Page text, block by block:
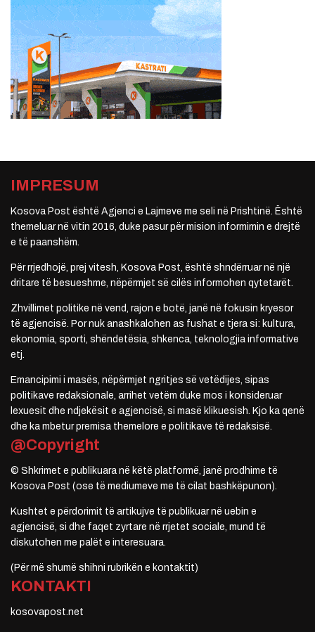
IMPRESUM
Kosova Post është Agjenci e Lajmeve me seli në Prishtinë. Është
themeluar në vitin 2016, duke pasur për mision informimin e drejtë
e të paanshëm.
Për rrjedhojë, prej vitesh, Kosova Post, është shndërruar në një
dritare të besueshme, nëpërmjet së cilës informohen qytetarët.
Zhvillimet politike në vend, rajon e botë, janë në fokusin kryesor
të agjencisë. Por nuk anashkalohen as fushat e tjera si: kultura,
ekonomia, sporti, shëndetësia, shkenca, teknologjia informative
etj.
Emancipimi i masës, nëpërmjet ngritjes së vetëdijes, sipas
politikave redaksionale, arrihet vetëm duke mos i konsideruar
lexuesit dhe ndjekësit e agjencisë, si masë klikuesish. Kjo ka qenë
dhe ka mbetur premisa themelore e politikave të redaksisë.
@Copyright
© Shkrimet e publikuara në këtë platformë, janë prodhime të
Kosova Post (ose të mediumeve me të cilat bashkëpunon).
Kushtet e përdorimit të artikujve të publikuar në uebin e
agjencisë, si dhe faqet zyrtare në rrjetet sociale, mund të
diskutohen me palët e interesuara.
(Për më shumë shihni rubrikën e kontaktit)
KONTAKTI
kosovapost.net